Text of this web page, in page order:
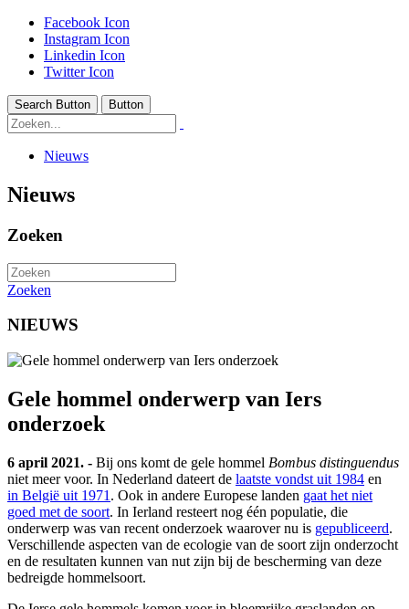
Facebook Icon
Instagram Icon
Linkedin Icon
Twitter Icon
Search Button Button
Nieuws
Nieuws
Zoeken
Zoeken
NIEUWS
Gele hommel onderwerp van Iers
onderzoek
6 april 2021. - Bij ons komt de gele hommel Bombus distinguendus
niet meer voor. In Nederland dateert de laatste vondst uit 1984 en
in België uit 1971 . Ook in andere Europese landen gaat het niet
goed met de soort. In Ierland resteert nog één populatie, die
onderwerp was van recent onderzoek waarover nu is gepubliceerd.
Verschillende aspecten van de ecologie van de soort zijn onderzocht
en de resultaten kunnen van nut zijn bij de bescherming van deze
bedreigde hommelsoort.